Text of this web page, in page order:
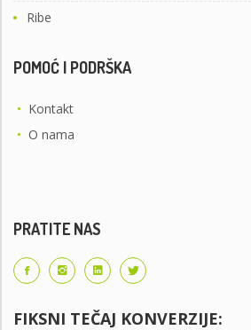
Ribe
POMOĆ I PODRŠKA
• Kontakt
• O nama
PRATITE NAS
FIKSNI TEČAJ KONVERZIJE: